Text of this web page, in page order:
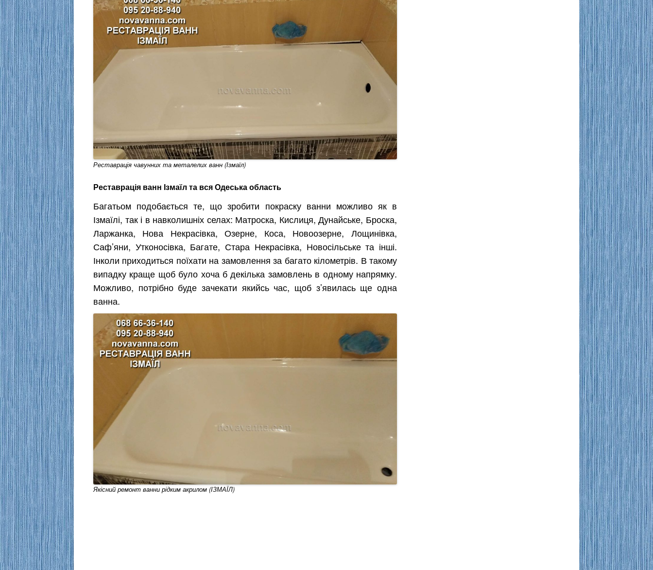
Реставрація чавунних та металелих ванн (Ізмаїл)
Реставрація ванн Ізмаїл та вся Одеська область
Багатьом подобається те, що зробити покраску ванни можливо як в
Ізмаїлі, так і в навколишніх селах: Матроска, Кислиця, Дунайське, Броска,
Ларжанка, Нова Некрасівка, Озерне, Коса, Новоозерне, Лощинівка,
Саф’яни, Утконосівка, Багате, Стара Некрасівка, Новосільське та інші.
Інколи приходиться поїхати на замовлення за багато кілометрів. В такому
випадку краще щоб було хоча б декілька замовлень в одному напрямку.
Можливо, потрібно буде зачекати якийсь час, щоб з’явилась ще одна
ванна.
Якісний ремонт ванни рідким акрилом (ІЗМАЇЛ)